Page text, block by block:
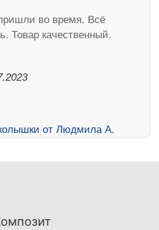
во время. Всё
Товар качественный.